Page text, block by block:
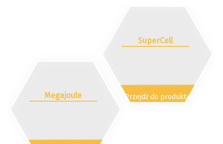
Megajoule
SuperCell
Przejdż do produktu